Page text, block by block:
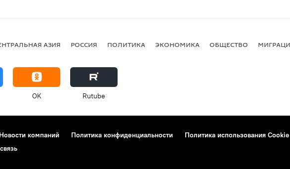
АЗИЯ РОССИЯ ПОЛИТИКА ЭКОНОМИКА ОБЩЕСТВО
OK Rutube
Новости компаний Политика конфиденциальности
Политика использования Cookie